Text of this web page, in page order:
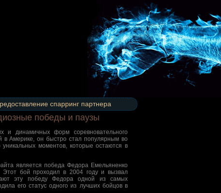
спарринг партнера
победы и паузы
динамичных форм соревновательного
в Америке, он быстро стал популярным во
моментов, которые остаются в
является победа Федора Емельяненко
бой проходил в 2004 году и вызвал
эту победу Федора одной из самых
его статус одного из лучших бойцов в